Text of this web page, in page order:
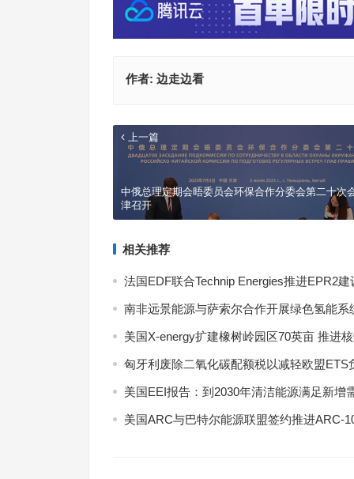
作者: 边走边看
上一篇
中俄总理定期会晤委员会环保合作分委会第二十次
津召开
相关推荐
法国EDF联合Technip Energies推进EPR2建
南非远景能源与萨索尔合作开展绿色氢能系
美国X-energy扩建橡树岭园区70英亩 推进
匈牙利废除二氧化碳配额税以减轻欧盟ETS
美国EEI报告：到2030年清洁能源满足新增
美国ARC与巴特尔能源联盟签约推进ARC-